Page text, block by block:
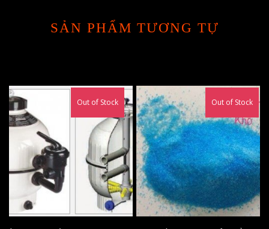
SẢN PHẨM TƯƠNG TỰ
Out of Stock Out of Stock